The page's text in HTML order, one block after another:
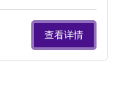
查看详情